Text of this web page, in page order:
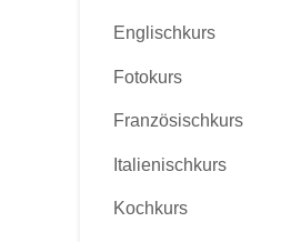
Englischkurs
Fotokurs
Französischkurs
Italienischkurs
Kochkurs